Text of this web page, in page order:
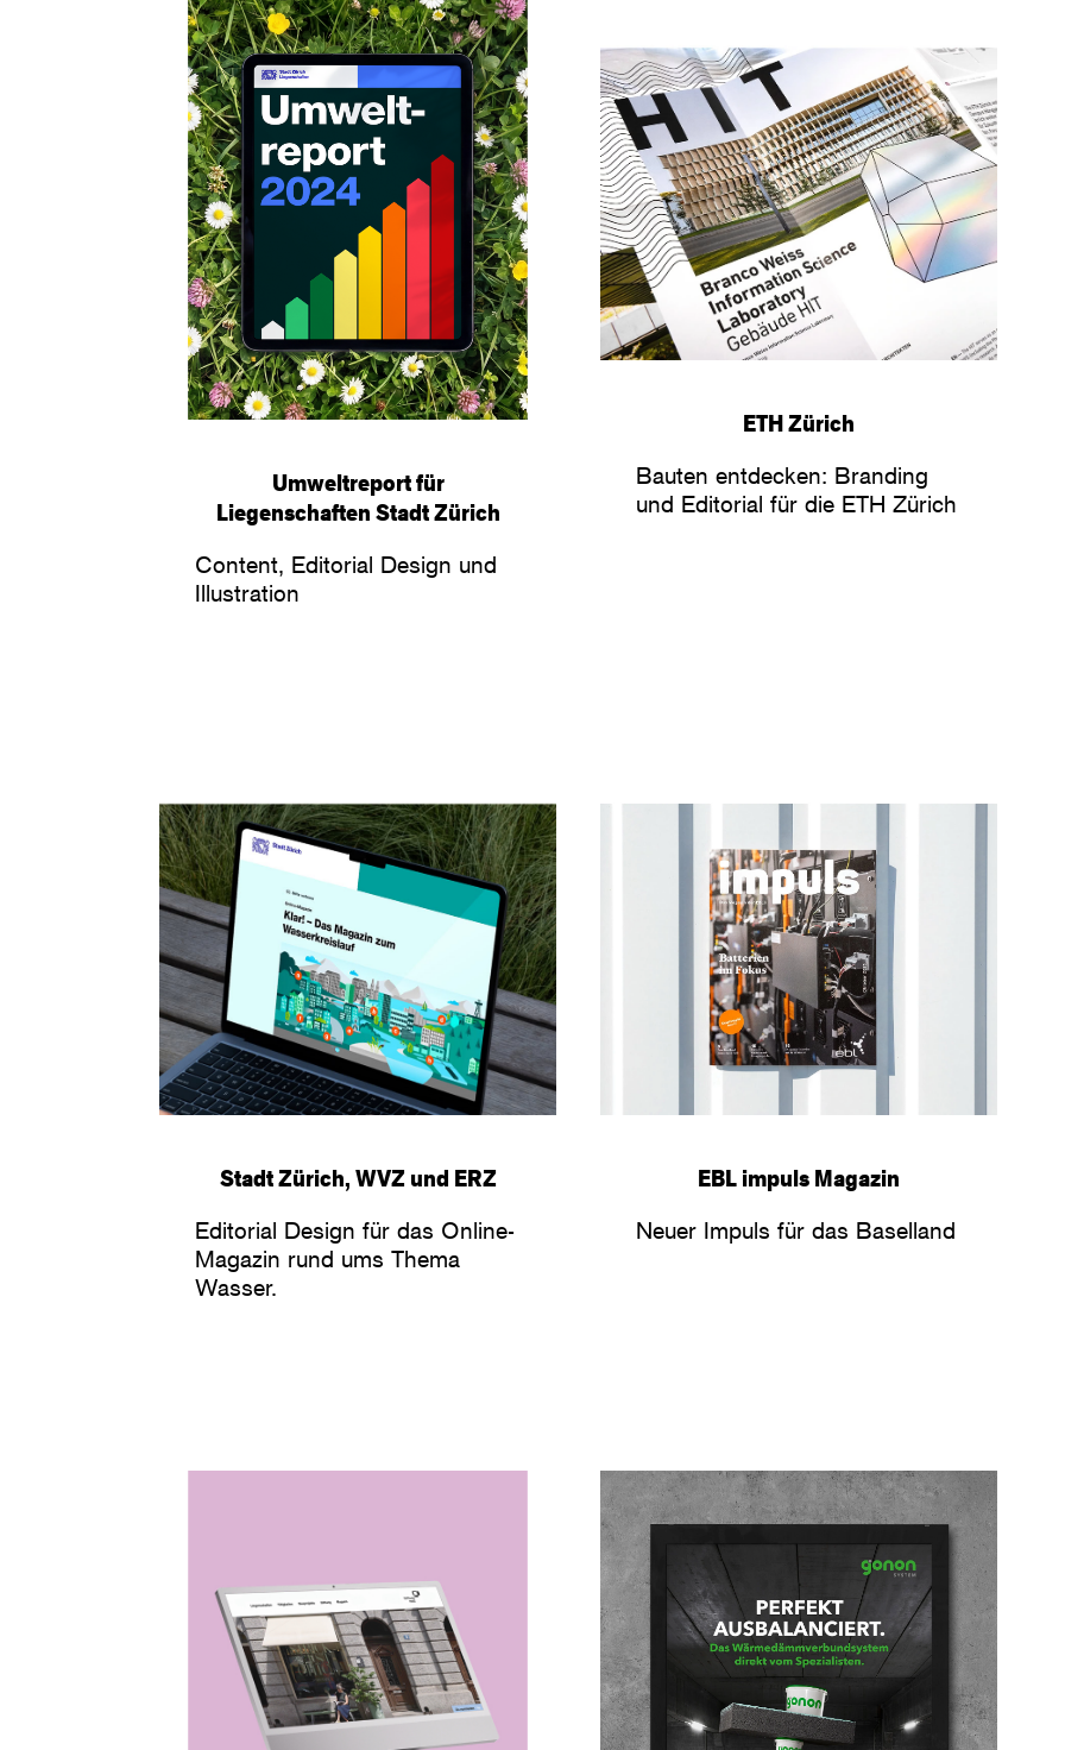
Umweltreport für
Liegenschaften Stadt Zürich
Content, Editorial Design und
Illustration
ETH Zürich
Bauten entdecken: Branding
und Editorial für die ETH Zürich
Stadt Zürich, WVZ und ERZ
Editorial Design für das Online-
Magazin rund ums Thema
Wasser.
EBL impuls Magazin
Neuer Impuls für das Baselland